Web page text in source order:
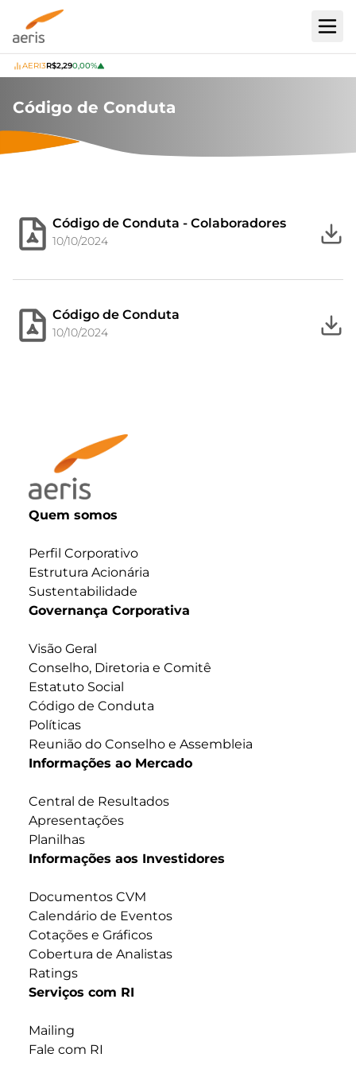
AERI3R$2,290,00%
Código de Conduta
Código de Conduta - Colaboradores
10/10/2024
Código de Conduta
10/10/2024
Quem somos
Perfil Corporativo
Estrutura Acionária
Sustentabilidade
Governança Corporativa
Visão Geral
Conselho, Diretoria e Comitê
Estatuto Social
Código de Conduta
Políticas
Reunião do Conselho e Assembleia
Informações ao Mercado
Central de Resultados
Apresentações
Planilhas
Informações aos Investidores
Documentos CVM
Calendário de Eventos
Cotações e Gráficos
Cobertura de Analistas
Ratings
Serviços com RI
Mailing
Fale com RI